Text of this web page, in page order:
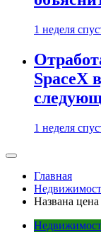
1 неделя
SpaceX
1 неделя
Главная
Названа